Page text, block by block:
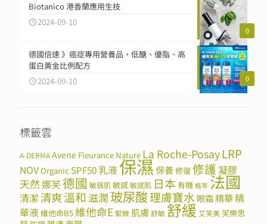
0
Biotanico 港香蘭應用生技
2024-09-10
0
德國倍速 》癌症專用營養品，低醣、優脂、高
蛋白黃金比例配方
2024-09-10
標籤雲
A-DERMAAvene Fleurance Nature La Roche-PosayLRP
NOVOrganic SPF50乳液保濕保養修復修護凝膠
天然娜芙德國 敏弱肌敏感敏感肌 日本 有機 植萃 法國
清潔清爽溫和 滋潤 玻尿酸理膚寶水 眼霜精華精
華液維他命B5 維他命E 緊緻 肌膚 舒敏 舒緩 艾芙美芙樂思